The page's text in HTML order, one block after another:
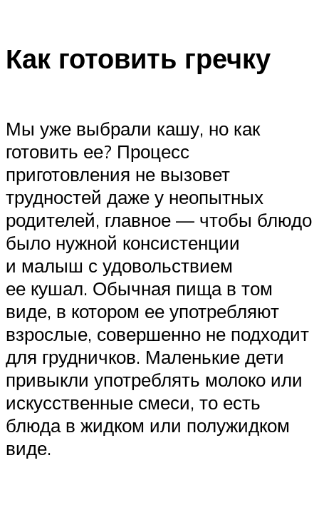
Как готовить гречку
Мы уже выбрали кашу, но как
готовить ее? Процесс
приготовления не вызовет
трудностей даже у неопытных
родителей, главное — чтобы блюдо
было нужной консистенции
и малыш с удовольствием
ее кушал. Обычная пища в том
виде, в котором ее употребляют
взрослые, совершенно не подходит
для грудничков. Маленькие дети
привыкли употреблять молоко или
искусственные смеси, то есть
блюда в жидком или полужидком
виде.